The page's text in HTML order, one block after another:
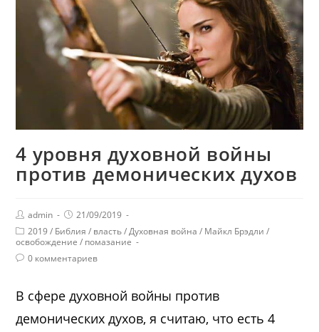
4 уровня духовной войны
против демонических духов
admin
21/09/2019
2019 / Библия / власть / Духовная война / Майкл Брэдли /
освобождение / помазание
0 комментариев
В сфере духовной войны против
демонических духов, я считаю, что есть 4